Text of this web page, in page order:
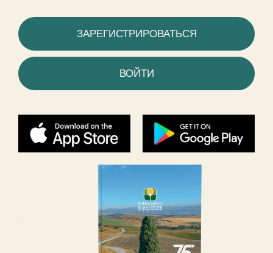
ЗАРЕГИСТРИРОВАТЬСЯ
ВОЙТИ